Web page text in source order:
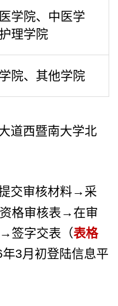
学院、中医学
理学院
院、其他学院
道西暨南大学北
交审核材料→采
格审核表→在审
签字交表（表格
年3月初登陆信息平